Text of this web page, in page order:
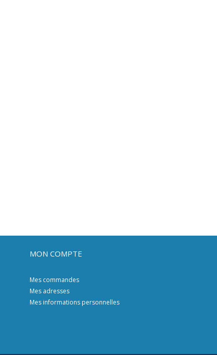
MON COMPTE
Mes commandes
Mes adresses
Mes informations personnelles